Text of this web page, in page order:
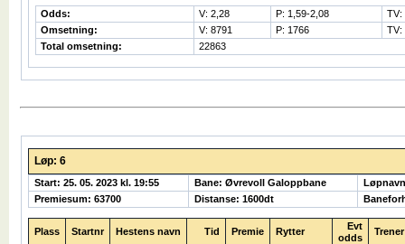
Odds: V: 2,28 P: 1,59-2,08
TV:
Omsetning:
V: 8791 P: 1766
TV:
Total omsetning:
22863
Løp: 6
Start: 25. 05. 2023 kl. 19:55 Bane: Øvrevoll Galoppbane
Premiesum: 63700
Distanse: 1600dt
Plass Startnr Hestens navn Tid Premie Rytter
Evt
odds
Trener